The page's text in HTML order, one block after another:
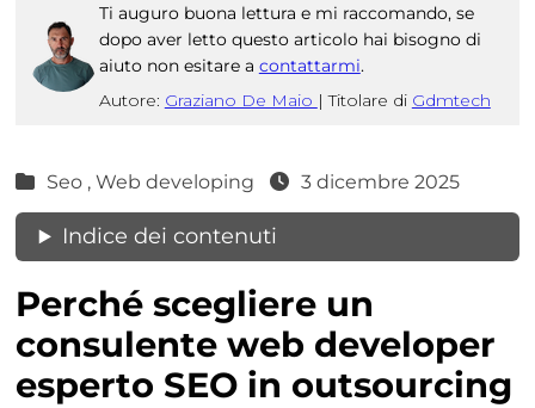
Ti auguro buona lettura e mi raccomando, se
dopo aver letto questo articolo hai bisogno di
aiuto non esitare a contattarmi.
Autore: Graziano De Maio | Titolare di Gdmtech
Seo ,Web developing 3 dicembre 2025
Indice dei contenuti
Perché scegliere un
consulente web developer
esperto SEO in outsourcing